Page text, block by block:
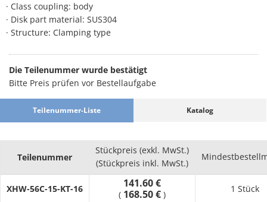
· Class coupling: body
· Disk part material: SUS304
· Structure: Clamping type
Die Teilenummer wurde bestätigt
Bitte Preis prüfen vor Bestellaufgabe
Teilenummer-Liste Katalog
Teilenummer
Stückpreis (exkl. MwSt.)
(Stückpreis inkl. MwSt.)
XHW-56C-15-KT-16 141.60 €
( 168.50 € )
1 Stück